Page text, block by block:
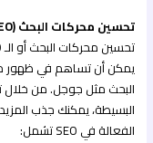
تحسين محركات البحث (SEO)
يمكن أن تساهم في ظهور
البحث مثل جوجل. من خلال
البسيطة، يمكنك جذب
الفعالة في SEO تشمل: